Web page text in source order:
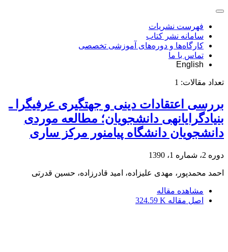
فهرست نشریات
سامانه نشر کتاب
کارگاه‌ها و دوره‌های آموزشی تخصصی
تماس با ما
English
تعداد مقالات: 1
بررسی اعتقادات دینی و جهت‏گیری عرفی‏گرا ـ
بنیادگرایانه‏ی دانشجویان؛ مطالعه موردی
دانشجویان دانشگاه پیام‏نور مرکز ساری
دوره 2، شماره 1، 1390
احمد محمدپور، مهدی علیزاده، امید قادرزاده، حسین قدرتی
مشاهده مقاله
اصل مقاله 324.59 K